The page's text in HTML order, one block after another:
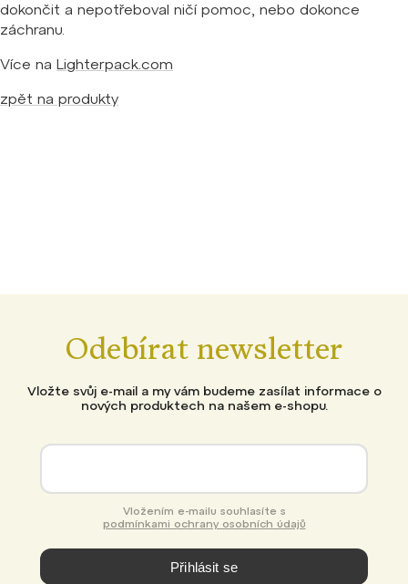
dokončit a nepotřeboval ničí pomoc, nebo dokonce
záchranu.
Více na Lighterpack.com
zpět na produkty
Odebírat newsletter
Vložte svůj e-mail a my vám budeme zasílat informace o
nových produktech na našem e-shopu.
podmínkami ochrany osobních údajů
Přihlásit se